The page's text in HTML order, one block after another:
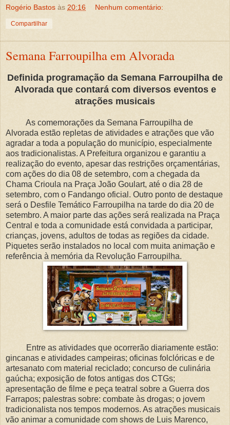
Rogério Bastos às 20:16 Nenhum comentário:
Compartilhar
Semana Farroupilha em Alvorada
Definida programação da Semana Farroupilha de
Alvorada que contará com diversos eventos e
atrações musicais
As comemorações da Semana Farroupilha de
Alvorada estão repletas de atividades e atrações que vão
agradar a toda a população do município, especialmente
aos tradicionalistas. A Prefeitura organizou e garantiu a
realização do evento, apesar das restrições orçamentárias,
com ações do dia 08 de setembro, com a chegada da
Chama Crioula na Praça João Goulart, até o dia 28 de
setembro, com o Fandango oficial. Outro ponto de destaque
será o Desfile Temático Farroupilha na tarde do dia 20 de
setembro. A maior parte das ações será realizada na Praça
Central e toda a comunidade está convidada a participar,
crianças, jovens, adultos de todas as regiões da cidade.
Piquetes serão instalados no local com muita animação e
referência à memória da Revolução Farroupilha.
Entre as atividades que ocorrerão diariamente estão:
gincanas e atividades campeiras; oficinas folclóricas e de
artesanato com material reciclado; concurso de culinária
gaúcha; exposição de fotos antigas dos CTGs;
apresentação de filme e peça teatral sobre a Guerra dos
Farrapos; palestras sobre: combate às drogas; o jovem
tradicionalista nos tempos modernos. As atrações musicais
vão animar a comunidade com shows de Luis Marenco,